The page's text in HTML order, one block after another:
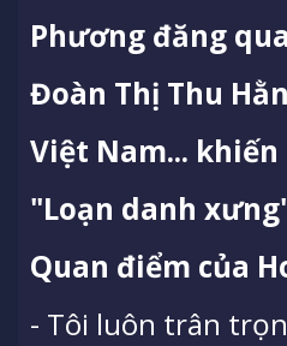
Phương đăng
Đoàn Thị Thu
Việt Nam...
"Loạn danh
Quan điểm của
- Tôi luôn trân